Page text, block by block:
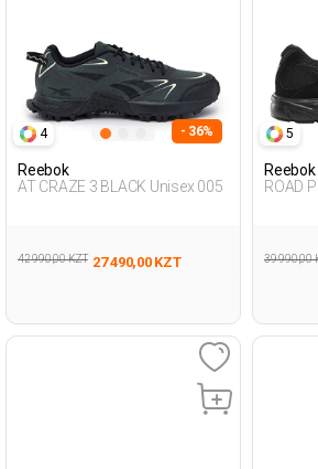
4 - 36%
Reebok
AT CRAZE 3 BLACK Unisex 005
42 990,00 KZT 27 490,00 KZT
5
Reebok
ROAD
39 990,00